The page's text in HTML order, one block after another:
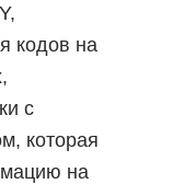
кодов на
с
которая
на